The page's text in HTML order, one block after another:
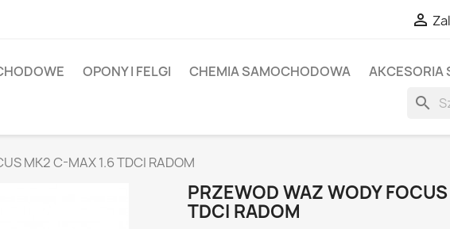

OPONY I FELGI CHEMIA SAMOCHODOWA AKCESORIA
search
MK2 C-MAX 1.6 TDCI RADOM
PRZEWOD WAZ WODY
TDCI RADOM